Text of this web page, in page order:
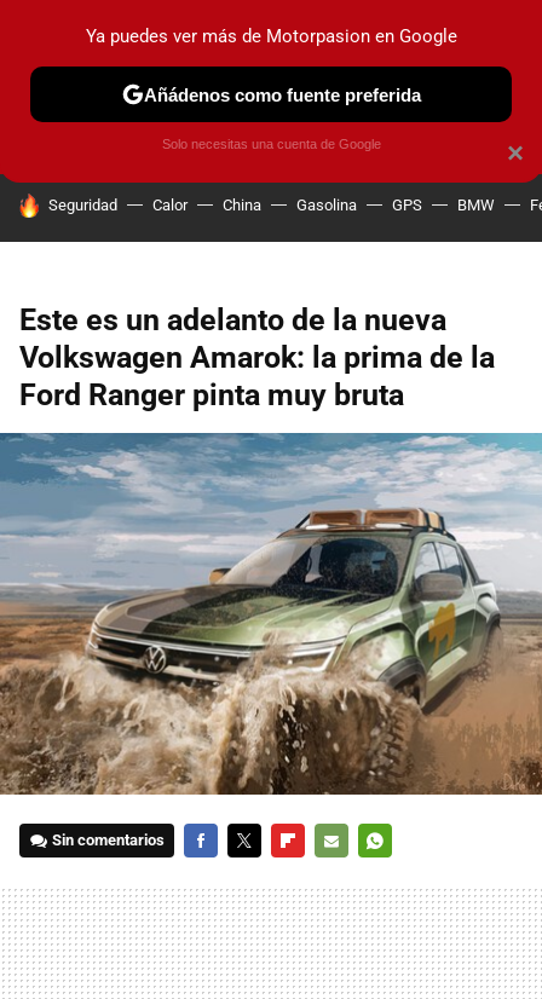
PRUEBAS COCHES ELÉCTRICOS OBSERVATORIO
HOY SE HABLA DE
Seguridad Calor China Gasolina GPS BMW
Este es un adelanto de la nueva
Volkswagen Amarok: la prima de la
Ford Ranger pinta muy bruta
Sin comentarios
MAIL
×
Ya puedes ver más de Motorpasion en Google
Añádenos como fuente preferida
Solo necesitas una cuenta de Google